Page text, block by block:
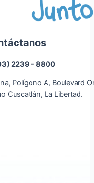
2239 - 8800
Polígono A, Boulevard
Cuscatlán, La Libertad.